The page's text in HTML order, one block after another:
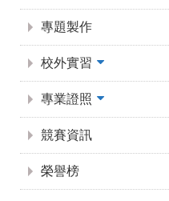
專題製作
校外實習
專業證照
競賽資訊
榮譽榜